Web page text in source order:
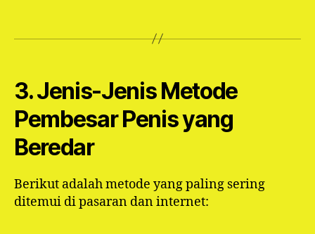
3. Jenis-Jenis Metode
Pembesar Penis yang
Beredar
Berikut adalah metode yang paling sering
ditemui di pasaran dan internet: